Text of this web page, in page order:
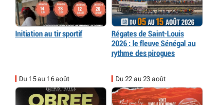
Initiation au tir sportif
Régates de Saint-Louis
2026 : le fleuve Sénégal au
rythme des pirogues
Du 15 au 16 août Du 22 au 23 août